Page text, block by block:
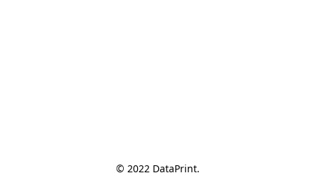
© 2022 DataPrint.